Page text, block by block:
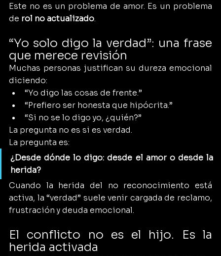
Este no es un problema de amor. Es un problema
de rol no actualizado.
“Yo solo digo la verdad”: una frase
que merece revisión
Muchas personas justifican su dureza emocional
diciendo:
“Yo digo las cosas de frente.”
“Prefiero ser honesta que hipócrita.”
“Si no se lo digo yo, ¿quién?”
La pregunta no es si es verdad.
La pregunta es:
¿Desde dónde lo digo: desde el amor o desde la
herida?
Cuando la herida del no reconocimiento está
activa, la “verdad” suele venir cargada de reclamo,
frustración y deuda emocional.
El conflicto no es el hijo. Es la
herida activada